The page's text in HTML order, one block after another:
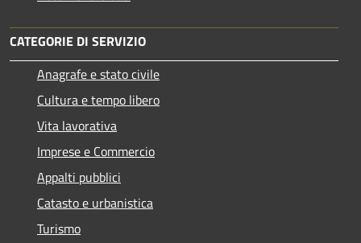
CATEGORIE DI SERVIZIO
Anagrafe e stato civile
Cultura e tempo libero
Vita lavorativa
Imprese e Commercio
Appalti pubblici
Catasto e urbanistica
Turismo